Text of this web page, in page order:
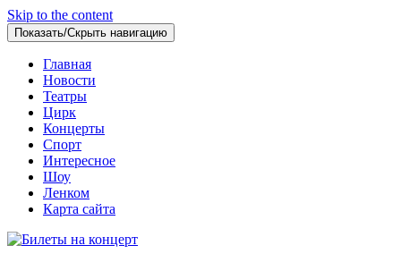
Skip to the content
Показать/Скрыть навигацию
Главная
Новости
Театры
Цирк
Концерты
Спорт
Интересное
Шоу
Ленком
Карта сайта